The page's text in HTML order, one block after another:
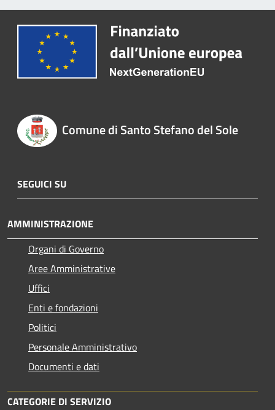
Comune di Santo Stefano del Sole
SEGUICI SU
AMMINISTRAZIONE
Organi di Governo
Aree Amministrative
Uffici
Enti e fondazioni
Politici
Personale Amministrativo
Documenti e dati
CATEGORIE DI SERVIZIO